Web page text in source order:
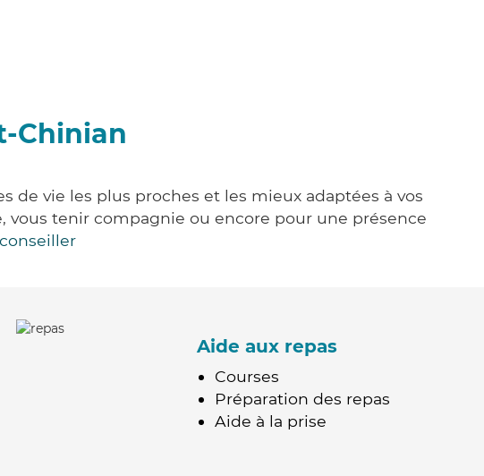
Chinian
de vie les plus proches et les mieux adaptées à vos
vous tenir compagnie ou encore pour une présence
Aide aux repas
Courses
Préparation des repas
Aide à la prise